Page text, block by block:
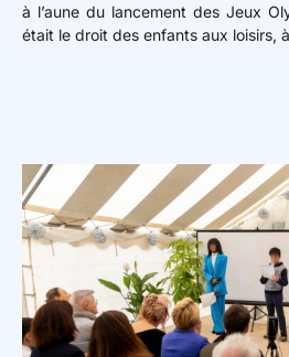
à l’aune du lancement des Jeux
était le droit des enfants aux loisirs,